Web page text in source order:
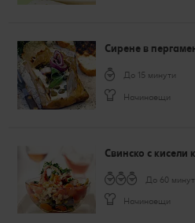
Сирене в
До 15 минути
Начинаещи
Свинско с кисели
До 60
Начинаещи